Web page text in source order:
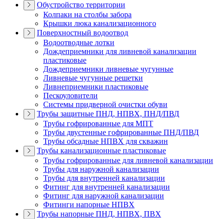
Обустройство территории
Колпаки на столбы забора
Крышки люка канализационного
Поверхностный водоотвод
Водоотводные лотки
Дождеприемники для ливневой канализации
пластиковые
Дождеприемники ливневые чугунные
Ливневые чугунные решетки
Ливнеприемники пластиковые
Пескоуловители
Системы придверной очистки обуви
Трубы защитные ПНД, НПВХ, ПНД/ПВД
Трубы гофрированные для МПТ
Трубы двустенные гофрированные ПНД/ПВД
Трубы обсадные НПВХ для скважин
Трубы канализационные пластиковые
Трубы гофрированные для ливневой канализации
Трубы для наружной канализации
Трубы для внутренней канализации
Фитинг для внутренней канализации
Фитинг для наружной канализации
Фитинги напорные НПВХ
Трубы напорные ПНД, НПВХ, ПВХ